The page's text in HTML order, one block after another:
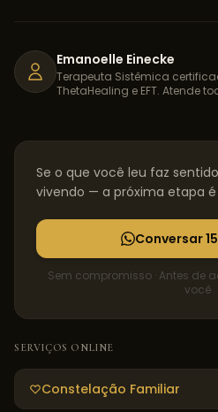
Emanoelle Einecke
Terapeuta Sistêmica
ThetaHealing e EFT. Atende
Se o que você leu faz
vivendo — a próxima etapa é
Conversar
Sem compromisso · Antes de
você
SERVIÇOS ONLINE
Constelação Familiar